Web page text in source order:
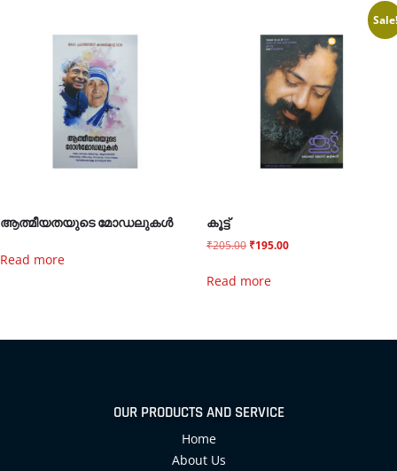
ആത്മീയതയുടെ മോഡലുകൾ
Read more
Sale!
കൂട്ട്
₹205.00 ₹195.00
Read more
OUR PRODUCTS AND SERVICE
Home
About Us